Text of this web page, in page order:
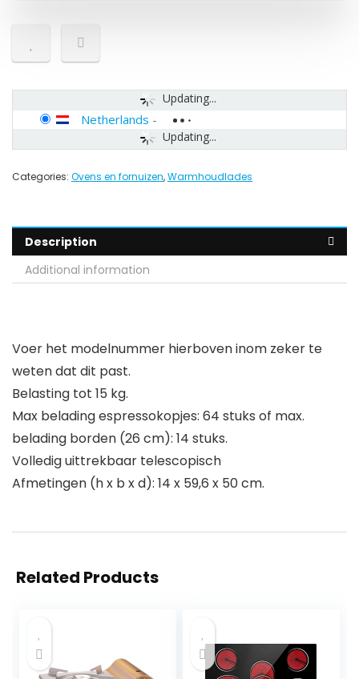
Updating...
Updating...
Netherlands -
Categories: Ovens en fornuizen,Warmhoudlades
Description
Additional information
Voer het modelnummer hierboven inom zeker te
weten dat dit past.
Belasting tot 15 kg.
Max belading espressokopjes: 64 stuks of max.
belading borden (26 cm): 14 stuks.
Volledig uittrekbaar telescopisch
Afmetingen (h x b x d): 14 x 59,6 x 50 cm.
Related Products